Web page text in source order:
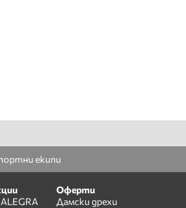
екипи
Оферти
Дамски дрехи